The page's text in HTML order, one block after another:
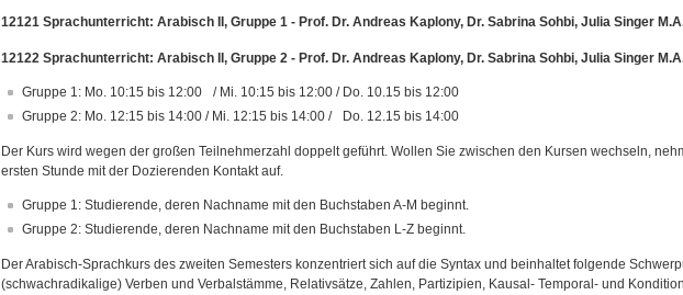
12121 Sprachunterricht: Arabisch II, Gruppe 1 - Prof. Dr. Andreas Kaplony, Dr. Sabrina Sohbi, Julia Singer
12122 Sprachunterricht: Arabisch II, Gruppe 2 - Prof. Dr. Andreas Kaplony, Dr. Sabrina Sohbi, Julia Singer
Gruppe 1: Mo. 10:15 bis 12:00 / Mi. 10:15 bis 12:00 / Do. 10.15 bis 12:00
Gruppe 2: Mo. 12:15 bis 14:00 / Mi. 12:15 bis 14:00 / Do. 12.15 bis 14:00
Der Kurs wird wegen der großen Teilnehmerzahl doppelt geführt. Wollen Sie zwischen den Kursen wechseln,
ersten Stunde mit der Dozierenden Kontakt auf.
Gruppe 1: Studierende, deren Nachname mit den Buchstaben A-M beginnt.
Gruppe 2: Studierende, deren Nachname mit den Buchstaben L-Z beginnt.
Der Arabisch-Sprachkurs des zweiten Semesters konzentriert sich auf die Syntax und beinhaltet folgende
(schwachradikalige) Verben und Verbalstämme, Relativsätze, Zahlen, Partizipien, Kausal- Temporal- und